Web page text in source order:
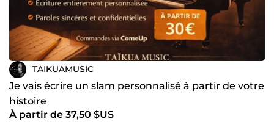
TAIKUAMUSIC
Je vais écrire un slam personnalisé à partir de votre
histoire
À partir de 37,50 $US